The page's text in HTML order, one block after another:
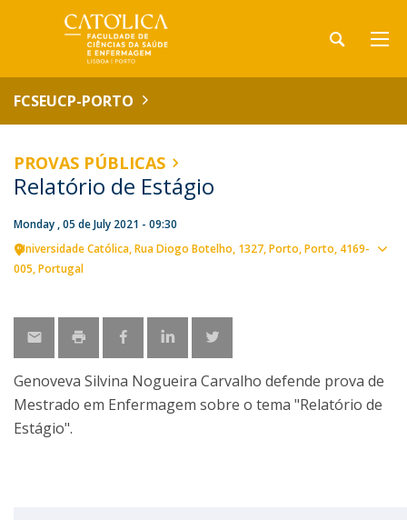
FCSEUCP-PORTO
PROVAS PÚBLICAS
Relatório de Estágio
Monday , 05 de July 2021 - 09:30
Universidade Católica Rua Diogo Botelho, 1327 Porto Porto 4169-
005 Portugal
Genoveva Silvina Nogueira Carvalho defende prova de
Mestrado em Enfermagem sobre o tema "Relatório de
Estágio".